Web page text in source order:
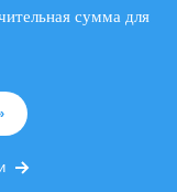
сумма для